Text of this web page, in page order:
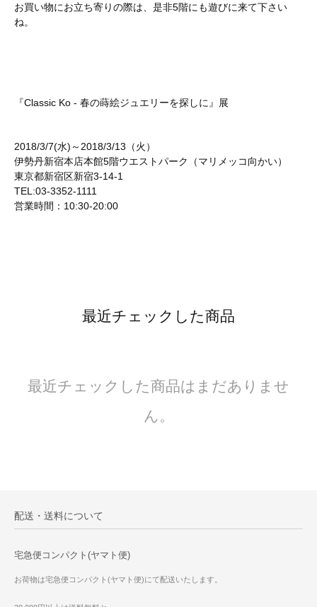
お買い物にお立ち寄りの際は、是非5階にも遊びに来て下さい
ね。
『Classic Ko - 春の蒔絵ジュエリーを探しに』展
2018/3/7(水)～2018/3/13（火）
伊勢丹新宿本店本館5階ウエストパーク（マリメッコ向かい）
東京都新宿区新宿3-14-1
TEL:03-3352-1111
営業時間：10:30-20:00
最近チェックした商品
最近チェックした商品はまだありませ
ん。
配送・送料について
宅急便コンパクト(ヤマト便)
お荷物は宅急便コンパクト(ヤマト便)にて配送いたします。